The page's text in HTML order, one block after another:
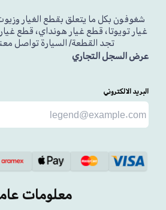
شغوفون بكل ما يتعلق بقطع الغيار
غيار تويوتا، قطع غيار هونداي، قطع
تجد القطعة/ السيارة تواصل
عرض السجل التجاري
البريد الالكتروني
معلومات